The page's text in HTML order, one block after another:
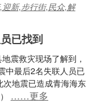
新,步行街,民众,解
已找到
震救灾现场了解到，
中最后2名失联人员已
地震已造成青海海东
……更多